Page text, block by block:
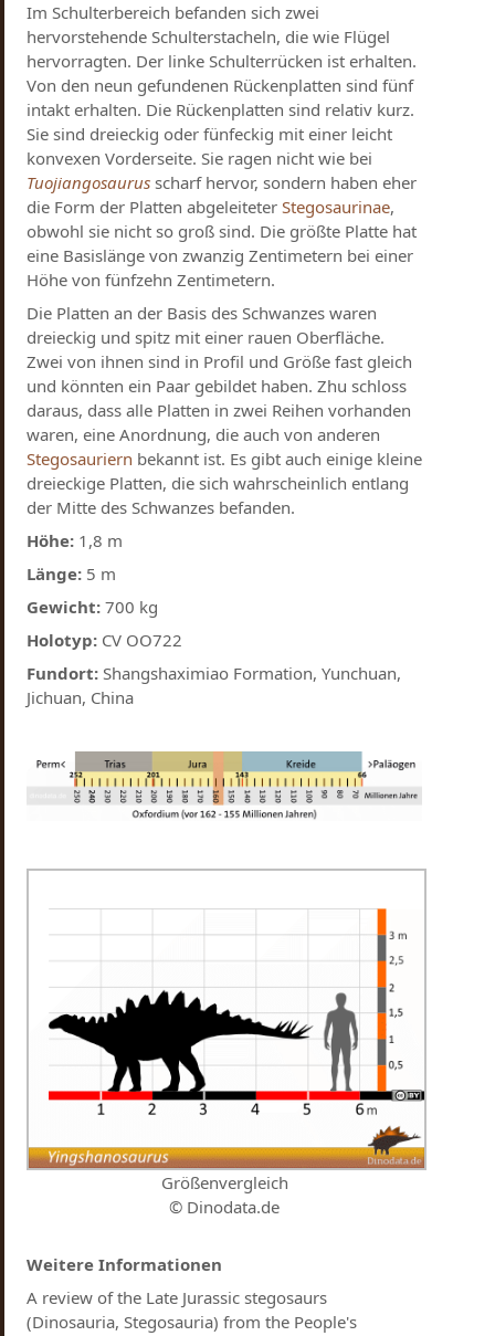
Im Schulterbereich befanden sich zwei
hervorstehende Schulterstacheln, die wie Flügel
hervorragten. Der linke Schulterrücken ist erhalten.
Von den neun gefundenen Rückenplatten sind fünf
intakt erhalten. Die Rückenplatten sind relativ kurz.
Sie sind dreieckig oder fünfeckig mit einer leicht
konvexen Vorderseite. Sie ragen nicht wie bei
Tuojiangosaurus scharf hervor, sondern haben eher
die Form der Platten abgeleiteterStegosaurinae,
obwohl sie nicht so groß sind. Die größte Platte hat
eine Basislänge von zwanzig Zentimetern bei einer
Höhe von fünfzehn Zentimetern.
Die Platten an der Basis des Schwanzes waren
dreieckig und spitz mit einer rauen Oberfläche.
Zwei von ihnen sind in Profil und Größe fast gleich
und könnten ein Paar gebildet haben. Zhu schloss
daraus, dass alle Platten in zwei Reihen vorhanden
waren, eine Anordnung, die auch von anderen
Stegosauriern bekannt ist. Es gibt auch einige kleine
dreieckige Platten, die sich wahrscheinlich entlang
der Mitte des Schwanzes befanden.
Höhe: 1,8 m
Länge: 5 m
Gewicht: 700 kg
Holotyp: CV OO722
Fundort: Shangshaximiao Formation, Yunchuan,
Jichuan, China
Größenvergleich
© Dinodata.de
Weitere Informationen
A review of the Late Jurassic stegosaurs
(Dinosauria, Stegosauria) from the People's